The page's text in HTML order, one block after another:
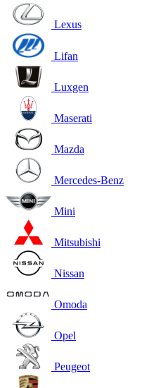
Lexus
Lifan
Luxgen
Maserati
Mazda
Mercedes-Benz
Mini
Mitsubishi
Nissan
Omoda
Opel
Peugeot